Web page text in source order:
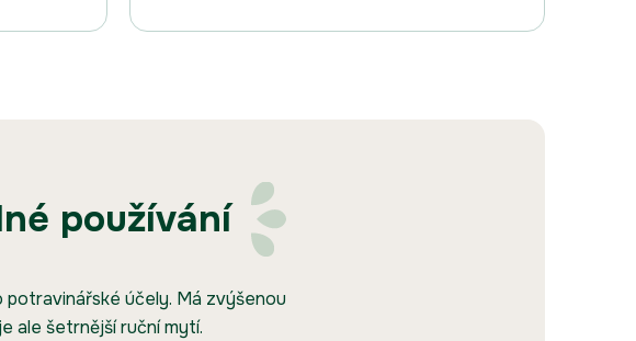
používání
účely. Má zvýšenou
ale šetrnější ruční mytí.